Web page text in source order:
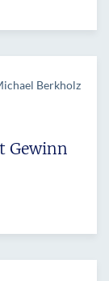
Berkholz
Gewinn